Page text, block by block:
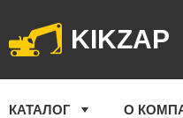
KIKZAP
КАТАЛОГ О